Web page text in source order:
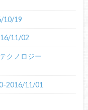
10/19
11/02
クノロジー
2016/11/01